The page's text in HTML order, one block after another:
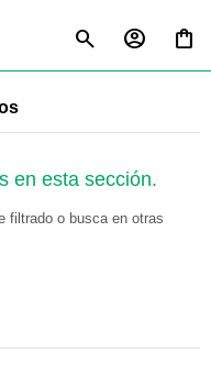
en esta sección.
filtrado o busca en otras